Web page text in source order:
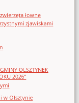
łowne
zjawiskami
OLSZTYNEK
2026”
w Olsztynie